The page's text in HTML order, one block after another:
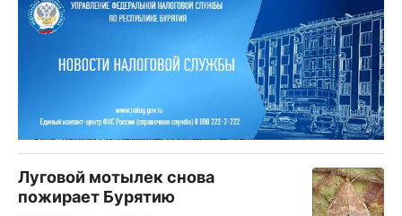
Луговой мотылек снова
пожирает Бурятию